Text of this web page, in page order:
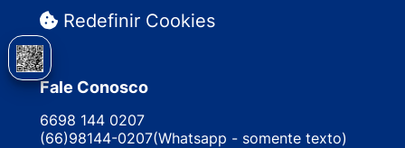
Redefinir Cookies
Fale Conosco
6698 144 0207
(66)98144-0207(Whatsapp - somente texto)